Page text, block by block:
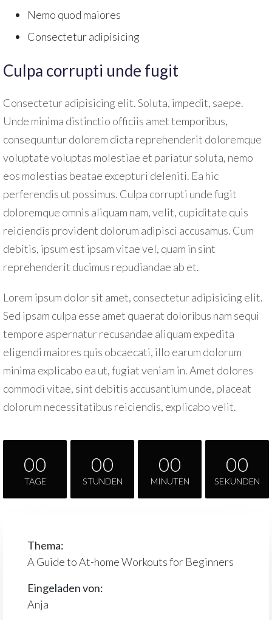
Nemo quod maiores
Consectetur adipisicing
Culpa corrupti unde fugit
Consectetur adipisicing elit. Soluta, impedit, saepe.
Unde minima distinctio officiis amet temporibus,
consequuntur dolorem dicta reprehenderit doloremque
voluptate voluptas molestiae et pariatur soluta, nemo
eos molestias beatae excepturi deleniti. Ea hic
perferendis ut possimus. Culpa corrupti unde fugit
doloremque omnis aliquam nam, velit, cupiditate quis
reiciendis provident dolorum adipisci accusamus. Cum
debitis, ipsum est ipsam vitae vel, quam in sint
reprehenderit ducimus repudiandae ab et.
Lorem ipsum dolor sit amet, consectetur adipisicing elit.
Sed ipsam culpa esse amet quaerat doloribus nam sequi
tempore aspernatur recusandae aliquam expedita
eligendi maiores quis obcaecati, illo earum dolorum
minima explicabo ea ut, fugiat veniam in. Amet dolores
commodi vitae, sint debitis accusantium unde, placeat
dolorum necessitatibus reiciendis, explicabo velit.
00
TAGE
00
STUNDEN
00
MINUTEN
00
SEKUNDEN
Thema:
A Guide to At-home Workouts for Beginners
Eingeladen von:
Anja